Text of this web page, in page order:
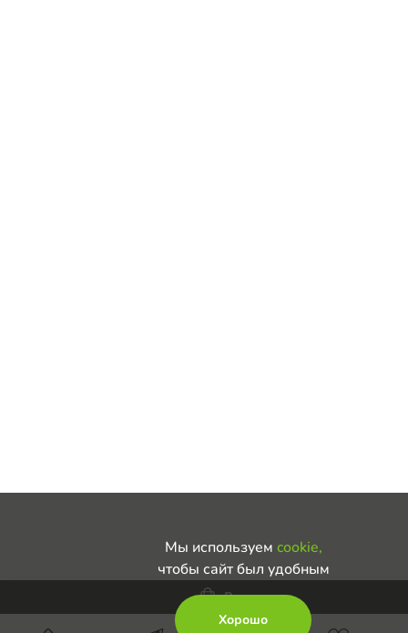
Мы используем cookie,
чтобы сайт был удобным
Хорошо
В корзину